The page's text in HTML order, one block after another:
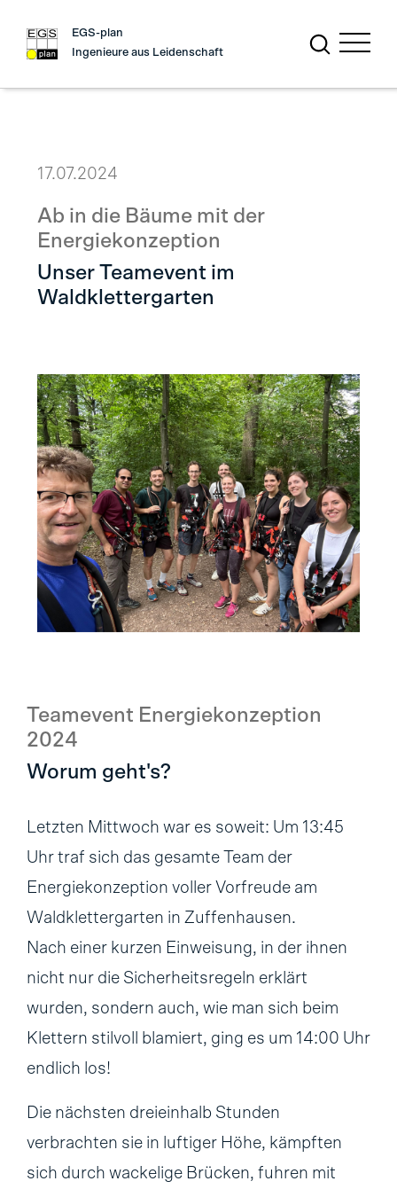
EGS-plan
Ingenieure aus Leidenschaft
17.07.2024
Ab in die Bäume mit der
Energiekonzeption
Unser Teamevent im
Waldklettergarten
Teamevent Energiekonzeption
2024
Worum geht's?
Letzten Mittwoch war es soweit: Um 13:45
Uhr traf sich das gesamte Team der
Energiekonzeption voller Vorfreude am
Waldklettergarten in Zuffenhausen.
Nach einer kurzen Einweisung, in der ihnen
nicht nur die Sicherheitsregeln erklärt
wurden, sondern auch, wie man sich beim
Klettern stilvoll blamiert, ging es um 14:00 Uhr
endlich los!
Die nächsten dreieinhalb Stunden
verbrachten sie in luftiger Höhe, kämpften
sich durch wackelige Brücken, fuhren mit